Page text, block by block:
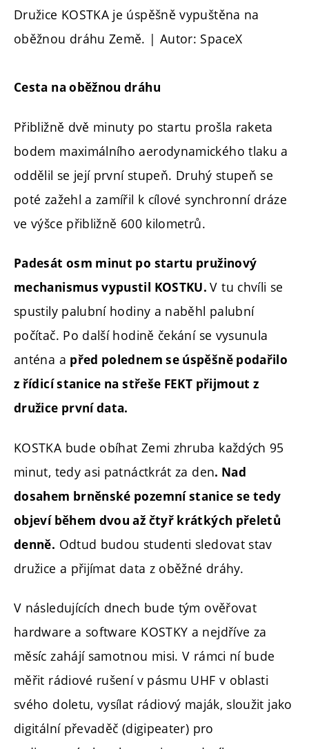
Družice KOSTKA je úspěšně vypuštěna na
oběžnou dráhu Země. | Autor: SpaceX
Cesta na oběžnou dráhu
Přibližně dvě minuty po startu prošla raketa
bodem maximálního aerodynamického tlaku a
oddělil se její první stupeň. Druhý stupeň se
poté zažehl a zamířil k cílové synchronní dráze
ve výšce přibližně 600 kilometrů.
Padesát osm minut po startu pružinový
mechanismus vypustil KOSTKU.V tu chvíli se
spustily palubní hodiny a naběhl palubní
počítač. Po další hodině čekání se vysunula
anténa a před polednem se úspěšně podařilo
z řídicí stanice na střeše FEKT přijmout z
družice první data.
KOSTKA bude obíhat Zemi zhruba každých 95
minut, tedy asi patnáctkrát za den. Nad
dosahem brněnské pozemní stanice se tedy
objeví během dvou až čtyř krátkých přeletů
denně. Odtud budou studenti sledovat stav
družice a přijímat data z oběžné dráhy.
V následujících dnech bude tým ověřovat
hardware a software KOSTKY a nejdříve za
měsíc zahájí samotnou misi. V rámci ní bude
měřit rádiové rušení v pásmu UHF v oblasti
svého doletu, vysílat rádiový maják, sloužit jako
digitální převaděč (digipeater) pro